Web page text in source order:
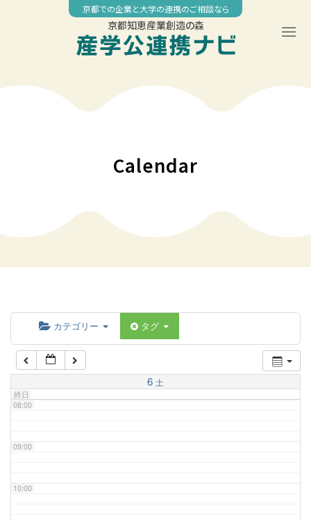
京都での企業と大学の連携のご相談なら
京都知恵産業創造の森
Calendar
カテゴリー タグ
6 土
終日
04:00
07:00
08:00
09:00
10:00